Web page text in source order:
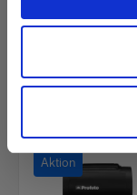
Einfachheit in
895,00 €
Aktion